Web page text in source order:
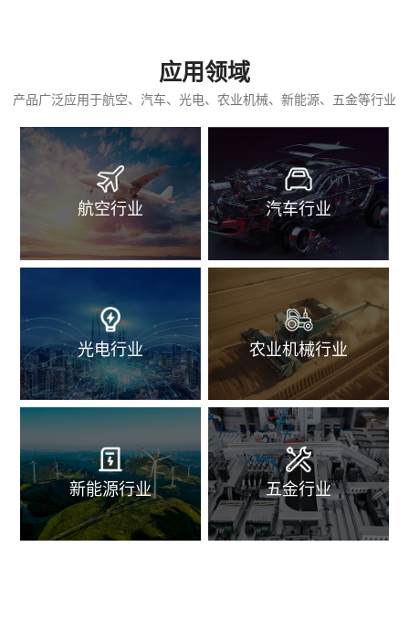
应用领域
产品广泛应用于航空、汽车、光电、农业机械、新能源、五金等行业
航空行业 汽车行业
光电行业 农业机械行业
新能源行业 五金行业